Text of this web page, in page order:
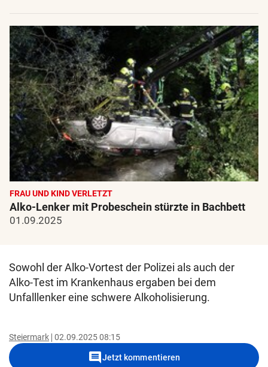
FRAU UND KIND VERLETZT
Alko-Lenker mit Probeschein stürzte in Bachbett
01.09.2025
Sowohl der Alko-Vortest der Polizei als auch der
Alko-Test im Krankenhaus ergaben bei dem
Unfalllenker eine schwere Alkoholisierung.
Steiermark 02.09.2025 08:15
commentJetzt kommentieren